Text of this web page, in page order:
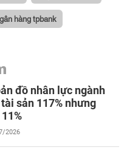
hàng tpbank
đồ nhân lực ngành
sản 117% nhưng
2026